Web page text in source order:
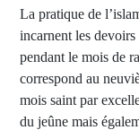
La pratique de
incarnent les
pendant le mois de
correspond au
mois saint par
du jeûne mais